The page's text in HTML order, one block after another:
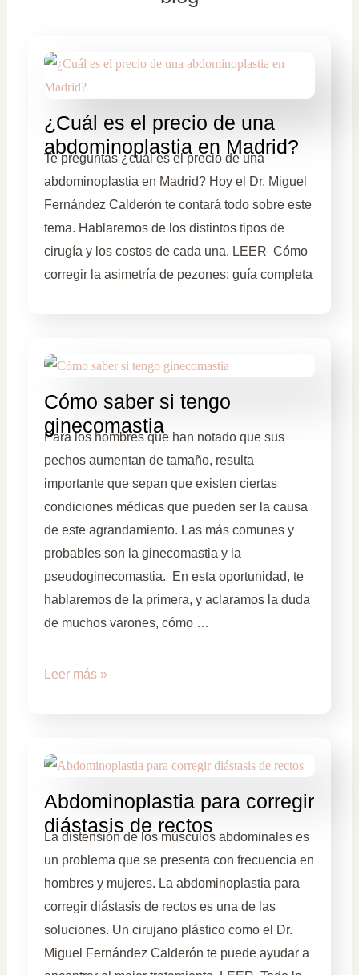
¿Cuál es el precio de una
abdominoplastia en Madrid?
Te preguntas ¿cuál es el precio de una
abdominoplastia en Madrid? Hoy el Dr. Miguel
Fernández Calderón te contará todo sobre este
tema. Hablaremos de los distintos tipos de
cirugía y los costos de cada una. LEER Cómo
corregir la asimetría de pezones: guía completa
Cómo saber si tengo
ginecomastia
Para los hombres que han notado que sus
pechos aumentan de tamaño, resulta
importante que sepan que existen ciertas
condiciones médicas que pueden ser la causa
de este agrandamiento. Las más comunes y
probables son la ginecomastia y la
pseudoginecomastia. En esta oportunidad, te
hablaremos de la primera, y aclaramos la duda
de muchos varones, cómo …
Leer más »
Abdominoplastia para corregir
diástasis de rectos
La distensión de los músculos abdominales es
un problema que se presenta con frecuencia en
hombres y mujeres. La abdominoplastia para
corregir diástasis de rectos es una de las
soluciones. Un cirujano plástico como el Dr.
Miguel Fernández Calderón te puede ayudar a